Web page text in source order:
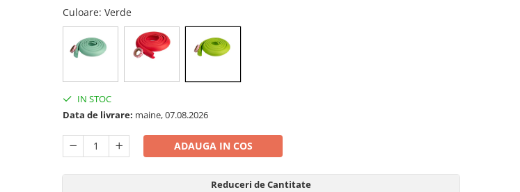
Culoare: Verde
IN STOC
Data de livrare: maine, 07.08.2026
ADAUGA IN COS
Reduceri de Cantitate